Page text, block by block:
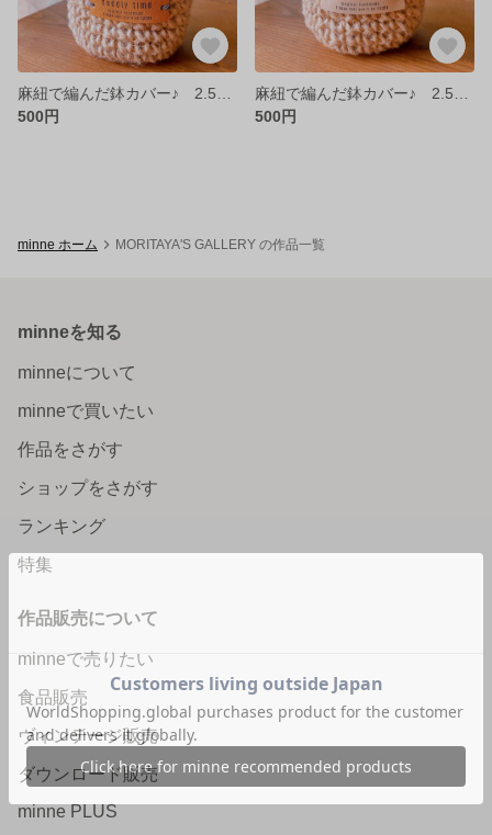
500円
500円
minne ホーム MORITAYA'S GALLERY の作品一覧
minneを知る
minneについて
minneで買いたい
作品をさがす
ショップをさがす
ランキング
特集
作品販売について
minneで売りたい
食品販売
ヴィンテージ販売
ダウンロード販売
minne PLUS